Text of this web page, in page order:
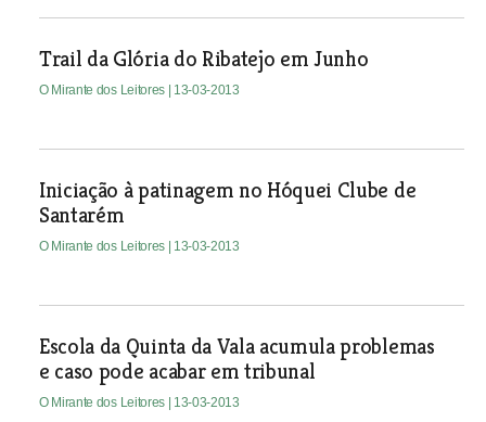
Trail da Glória do Ribatejo em Junho
O Mirante dos Leitores | 13-03-2013
Iniciação à patinagem no Hóquei Clube de
Santarém
O Mirante dos Leitores | 13-03-2013
Escola da Quinta da Vala acumula problemas
e caso pode acabar em tribunal
O Mirante dos Leitores | 13-03-2013